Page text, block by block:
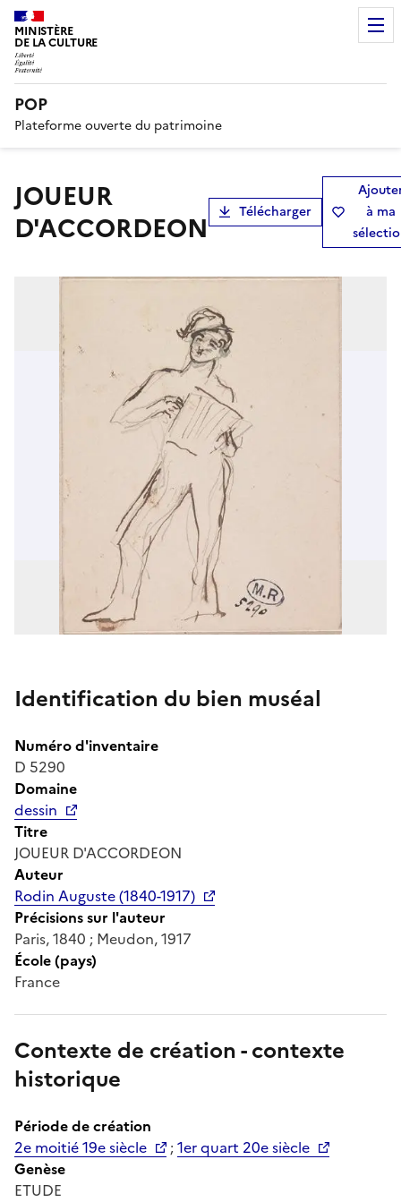
MINISTÈRE
DE LA CULTURE
POP
Plateforme ouverte du patrimoine
JOUEUR
D'ACCORDEON
Télécharger
à ma
Identification du bien muséal
Numéro d'inventaire
D 5290
Domaine
dessin
Titre
JOUEUR D'ACCORDEON
Auteur
Rodin Auguste (1840-1917)
Précisions sur l'auteur
Paris, 1840 ; Meudon, 1917
École (pays)
France
Contexte de création - contexte
historique
Période de création
2e moitié 19e siècle
;1er quart 20e siècle
Genèse
ETUDE